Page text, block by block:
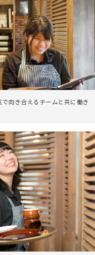
向き合えるチームと共に働き